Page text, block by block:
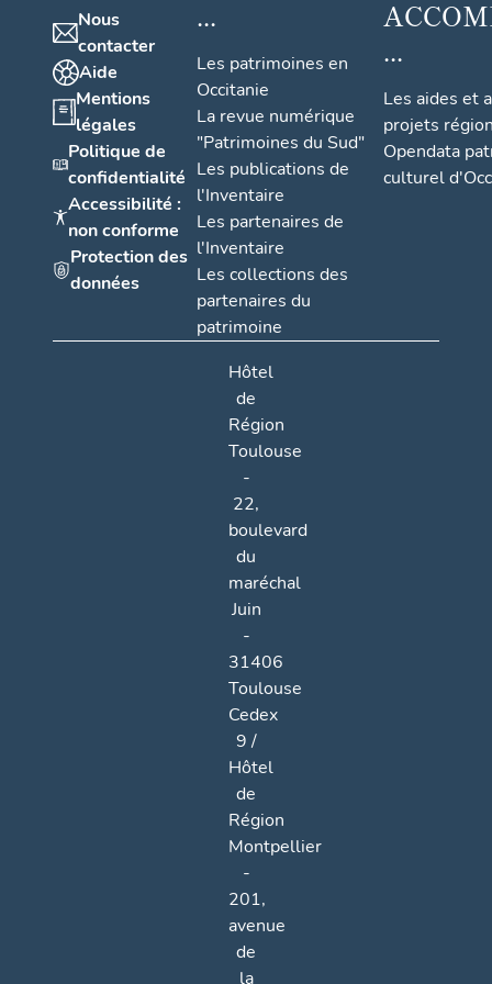
Nous
contacter
Aide
Mentions
légales
Politique de
confidentialité
Accessibilité :
non conforme
Protection des
données
...
Les patrimoines en
Occitanie
La revue numérique
"Patrimoines du Sud"
Les publications de
l'Inventaire
Les partenaires de
l'Inventaire
Les collections des
partenaires du
patrimoine
...
Les aides et
projets
Opendata
culturel
Hôtel
de
Région
Toulouse
-
22,
boulevard
du
maréchal
Juin
-
31406
Toulouse
Cedex
9 /
Hôtel
de
Région
Montpellier
-
201,
avenue
de
la